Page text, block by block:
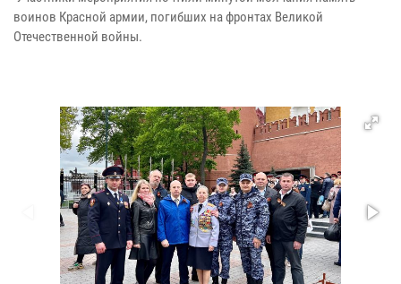
воинов Красной армии, погибших на фронтах Великой
Отечественной войны.